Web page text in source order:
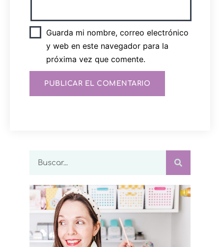
Guarda mi nombre, correo electrónico
y web en este navegador para la
próxima vez que comente.